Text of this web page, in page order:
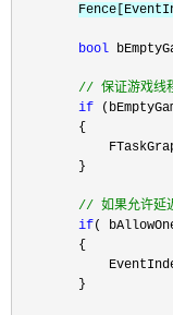
bool
// 保证游戏线
if
        {
        }
// 如果允许
if(
        {
        }